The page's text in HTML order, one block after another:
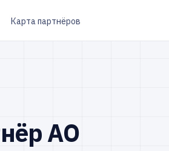
Карта партнёров
АО